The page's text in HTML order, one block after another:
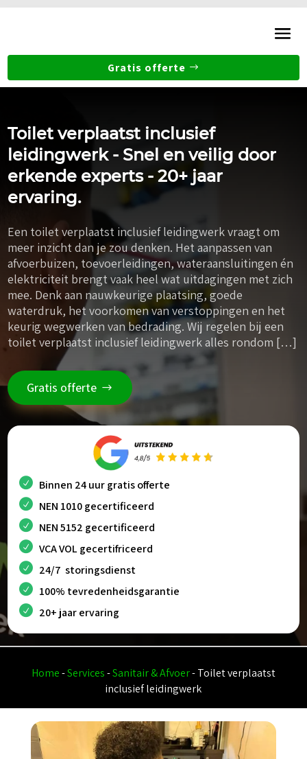
Gratis offerte
Toilet verplaatst inclusief
leidingwerk - Snel en veilig door
erkende experts - 20+ jaar
ervaring.
Een toilet verplaatst inclusief leidingwerk vraagt om
meer inzicht dan je zou denken. Het aanpassen van
afvoerbuizen, toevoerleidingen, wateraansluitingen én
elektriciteit brengt vaak heel wat uitdagingen met zich
mee. Denk aan nauwkeurige plaatsing, goede
waterdruk, het voorkomen van verstoppingen en het
keurig wegwerken van bedrading. Wij regelen bij een
toilet verplaatst inclusief leidingwerk alles rondom […]
Gratis offerte
Binnen 24 uur gratis offerte
NEN 1010 gecertificeerd
NEN 5152 gecertificeerd
VCA VOL gecertifriceerd
24/7 storingsdienst
100% tevredenheidsgarantie
20+ jaar ervaring
Home-Services-Sanitair & Afvoer-Toilet verplaatst
inclusief leidingwerk